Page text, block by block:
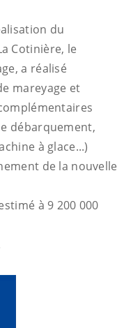
du
Cotinière, le
a réalisé
mareyage et
débarquement,
à glace...)
de la nouvelle
à 9 200 000